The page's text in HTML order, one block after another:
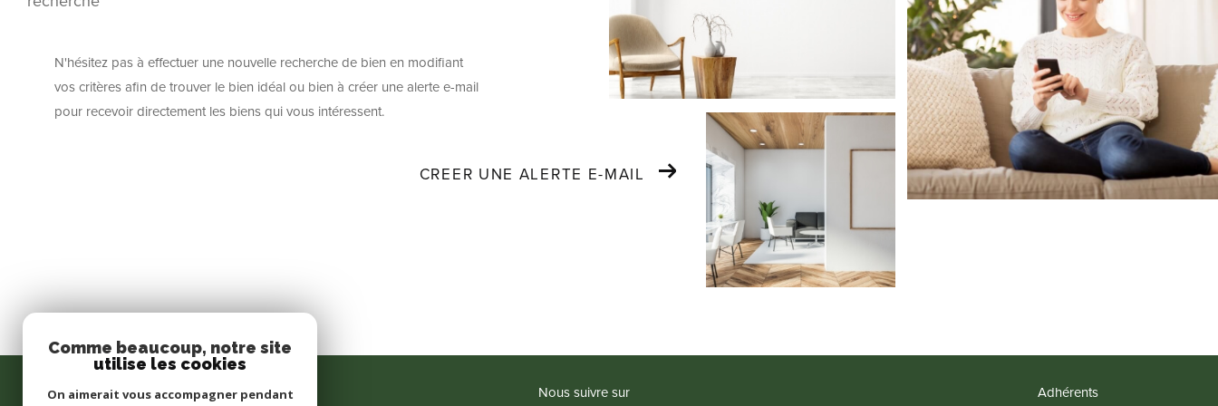
N'hésitez pas à effectuer une nouvelle recherche de bien en modifiant
vos critères afin de trouver le bien idéal ou bien à créer une alerte e-mail
pour recevoir directement les biens qui vous intéressent.
CREER UNE ALERTE E-MAIL
LAGET & Associés Nous suivre sur Adhérents
Comme beaucoup, notre site
utilise les cookies
On aimerait vous accompagner pendant